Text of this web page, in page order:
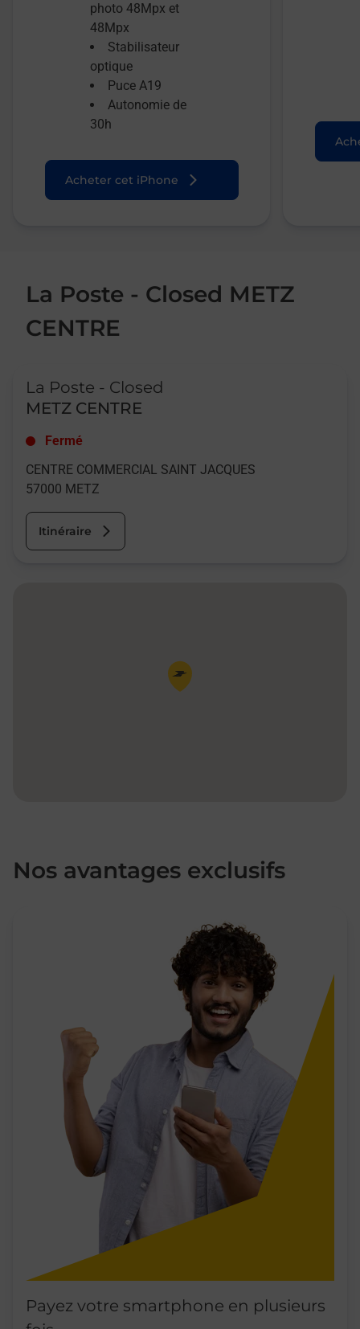
photo 48Mpx et
48Mpx
Stabilisateur
optique
Puce A19
Autonomie de
30h
Acheter cet iPhone
La Poste - Closed METZ
CENTRE
La Poste - Closed
METZ CENTRE
Fermé
CENTRE COMMERCIAL SAINT JACQUES
57000 METZ
Itinéraire
Pin de la carte
Nos avantages exclusifs
Payez votre smartphone en plusieurs